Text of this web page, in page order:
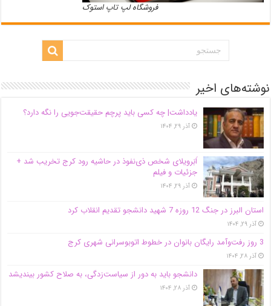
فروشگاه لپ تاپ استوک
نوشته‌های اخیر
یادداشت| ‌چه کسی باید پرچم حقیقت‌جویی را نگه دارد؟
آذر ۲۹, ۱۴۰۴
اَبَر‌ویلای شخص ذی‌نفوذ در حاشیه‌ رود کرج تخریب شد +
جزئیات و فیلم
آذر ۲۹, ۱۴۰۴
استان البرز در جنگ 12 روزه 7 شهید دانشجو تقدیم انقلاب کرد
آذر ۲۹, ۱۴۰۴
3 روز رفت‌وآمد رایگان بانوان در خطوط اتوبوسرانی شهری کرج
آذر ۲۸, ۱۴۰۴
دانشجو باید به دور از سیاست‌زدگی، به صلاح کشور بیندیشد
آذر ۲۸, ۱۴۰۴